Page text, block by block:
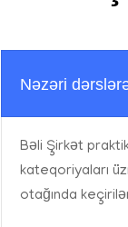
Nəzəri
Bəli Şirkət
kateqoriyaları
otağında